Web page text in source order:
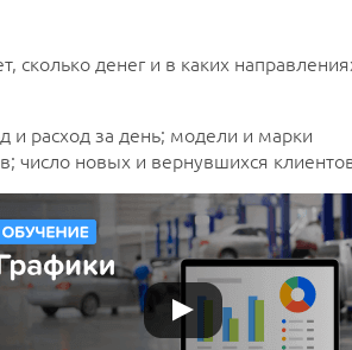
сколько денег и в каких
и расход за день; модели и марки
число новых и вернувшихся